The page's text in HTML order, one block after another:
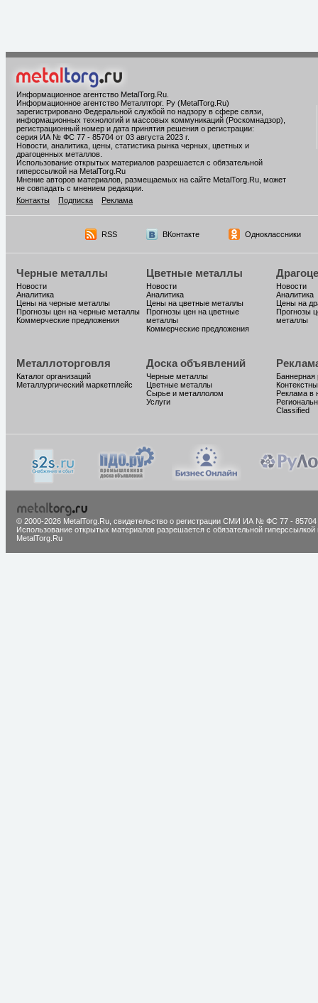
Информационное агентство MetalTorg.Ru
Информационное агентство Металлторг. Ру (MetalTorg.Ru)
зарегистрировано Федеральной службой по надзору в сфере связи,
информационных технологий и массовых коммуникаций (Роскомнадзор),
регистрационный номер и дата принятия решения о регистрации:
серия ИА № ФС 77 - 85704 от 03 августа 2023 г.
Новости, аналитика, цены, статистика рынка черных, цветных и
драгоценных металлов.
Использование открытых материалов разрешается с обязательной
гиперссылкой на MetalTorg.Ru
Мнение авторов материалов, размещаемых на сайте MetalTorg.Ru, может
не совпадать с мнением редакции.
Контакты
Подписка Реклама
RSS ВКонтакте Одноклассники
Черные металлы
Новости
Аналитика
Цены на черные металлы
Прогнозы цен на черные металлы
Коммерческие предложения
Цветные металлы
Новости
Аналитика
Цены на цветные металлы
Прогнозы цен на цветные
металлы
Коммерческие предложения
Новости
Аналитика
Цены на
Прогнозы
металлы
Металлоторговля
Каталог организаций
Металлургический маркетплейс
Доска объявлений
Черные металлы
Цветные металлы
Сырье и металлолом
Услуги
Баннерная
Реклама в
Classified
© 2000-2026 MetalTorg.Ru, cвидетельство о регистрации СМИ ИА № ФС 77 - 85704
Использование открытых материалов разрешается с обязательной гиперссылкой
MetalTorg.Ru